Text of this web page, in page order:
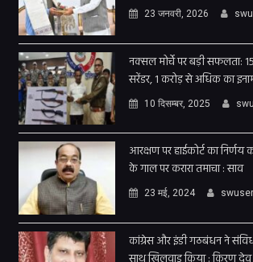
23 जनवरी, 2026
नक्सल मोर्चे पर बड़ी सफलता:
सरेंडर, 1 करोड़ से अधिक का
10 दिसम्बर, 2025
आरक्षण पर हाईकोर्ट का
के गाल पर करारा तमाचा : साव
23 मई, 2024 swuser
कांग्रेस और इंडी गठबंधन ने